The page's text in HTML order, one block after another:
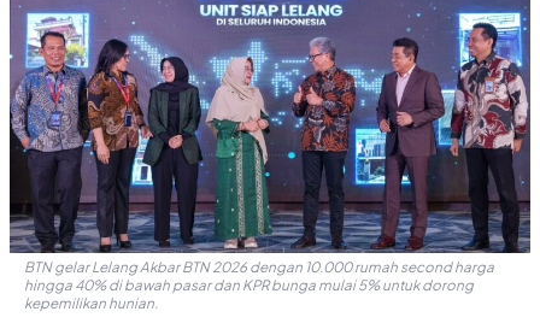
BTN gelar Lelang Akbar BTN 2026 dengan 10.000 rumah second harga
hingga 40% di bawah pasar dan KPR bunga mulai 5% untuk dorong
kepemilikan hunian.